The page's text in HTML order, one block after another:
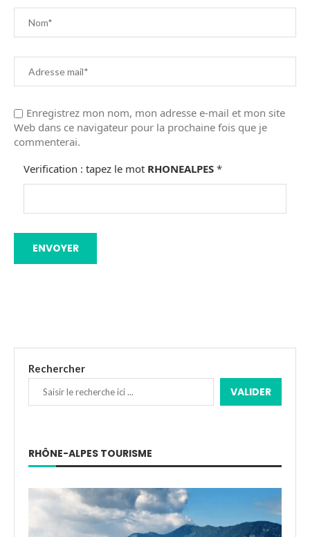
Enregistrez mon nom, mon adresse e-mail et mon site
Web dans ce navigateur pour la prochaine fois que je
commenterai.
Verification : tapez le mot RHONEALPES *
Rechercher
VALIDER
RHÔNE-ALPES TOURISME